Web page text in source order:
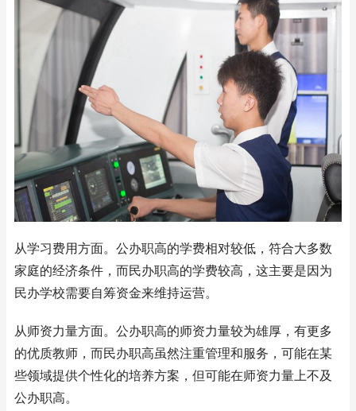
从学习费用方面。公办职高的学费相对较低，符合大多数
家庭的经济条件，而民办职高的学费较高，这主要是因为
民办学校需要自筹资金来维持运营。
从师资力量方面。公办职高的师资力量较为雄厚，有更多
的优质教师，而民办职高虽然注重管理和服务，可能在某
些领域提供个性化的培养方案，但可能在师资力量上不及
公办职高。